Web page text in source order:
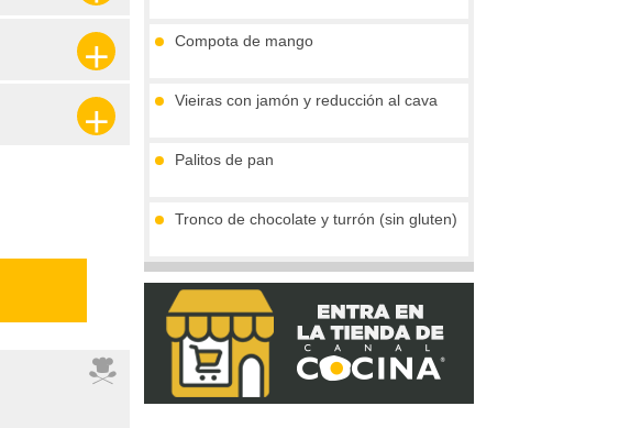
Compota de mango
Vieiras con jamón y reducción al cava
Palitos de pan
Tronco de chocolate y turrón (sin gluten)
Crema de boletus y huevo de codorniz